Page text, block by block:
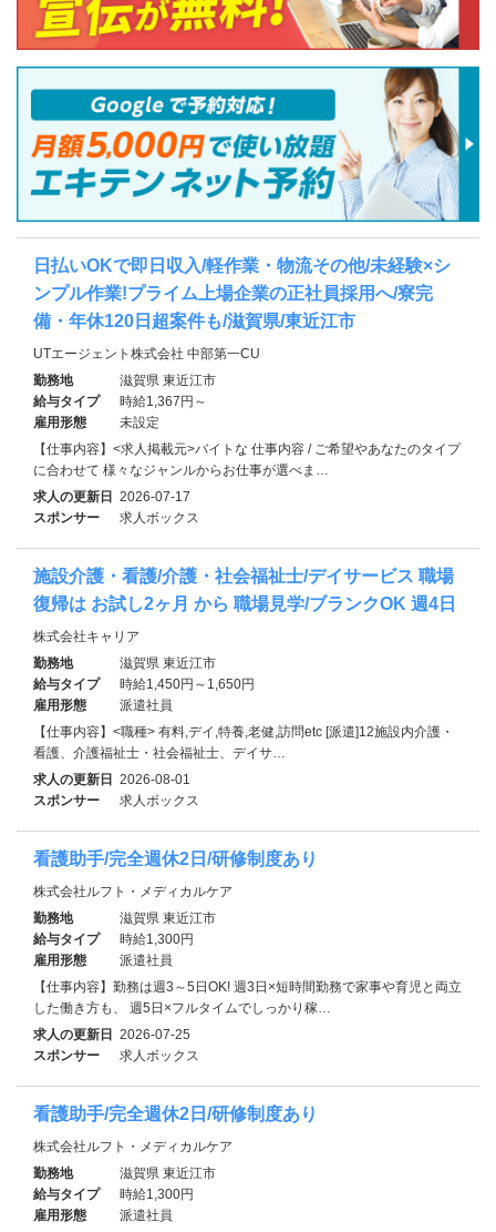
日払いOKで即日収入/軽作業・物流その他/未経験×シ
ンプル作業!プライム上場企業の正社員採用へ/寮完
備・年休120日超案件も/滋賀県/東近江市
UTエージェント株式会社 中部第一CU
勤務地
滋賀県 東近江市
給与タイプ
時給1,367円～
雇用形態
未設定
【仕事内容】<求人掲載元>バイトな 仕事内容 / ご希望やあなたのタイプ
に合わせて 様々なジャンルからお仕事が選べま…
求人の更新日 2026-07-17
スポンサー
求人ボックス
施設介護・看護/介護・社会福祉士/デイサービス 職場
復帰は お試し2ヶ月 から 職場見学/ブランクOK 週4日
株式会社キャリア
勤務地
滋賀県 東近江市
給与タイプ
時給1,450円～1,650円
雇用形態
派遣社員
【仕事内容】<職種> 有料,デイ,特養,老健,訪問etc [派遣]12施設内介護・
看護、介護福祉士・社会福祉士、デイサ…
求人の更新日 2026-08-01
スポンサー
求人ボックス
看護助手/完全週休2日/研修制度あり
株式会社ルフト・メディカルケア
勤務地
滋賀県 東近江市
給与タイプ
時給1,300円
雇用形態
派遣社員
【仕事内容】勤務は週3～5日OK! 週3日×短時間勤務で家事や育児と両立
した働き方も、 週5日×フルタイムでしっかり稼…
求人の更新日 2026-07-25
スポンサー
求人ボックス
看護助手/完全週休2日/研修制度あり
株式会社ルフト・メディカルケア
勤務地
滋賀県 東近江市
給与タイプ
時給1,300円
雇用形態
派遣社員